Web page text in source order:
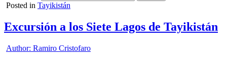
Posted in Tayikistán
Excursión a los Siete Lagos de Tayikistán
Author: Ramiro Cristofaro